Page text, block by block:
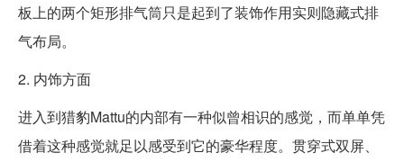
板上的两个矩形排气筒只是起到了装饰作用实则隐藏式排
气布局。
2. 内饰方面
进入到猎豹Mattu的内部有一种似曾相识的感觉，而单单凭
借着这种感觉就足以感受到它的豪华程度。贯穿式双屏、